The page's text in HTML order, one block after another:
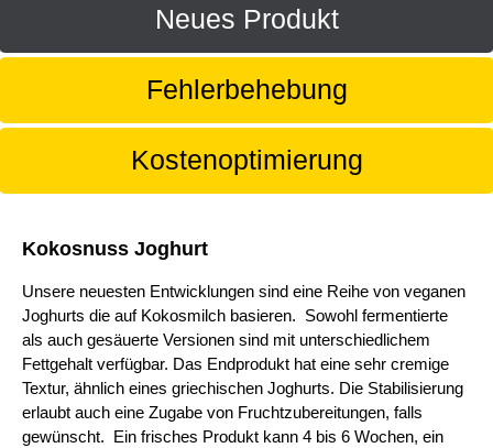
Neues Produkt
Fehlerbehebung
Kostenoptimierung
Kokosnuss Joghurt
Unsere neuesten Entwicklungen sind eine Reihe von veganen
Joghurts die auf Kokosmilch basieren. Sowohl fermentierte
als auch gesäuerte Versionen sind mit unterschiedlichem
Fettgehalt verfügbar. Das Endprodukt hat eine sehr cremige
Textur, ähnlich eines griechischen Joghurts. Die Stabilisierung
erlaubt auch eine Zugabe von Fruchtzubereitungen, falls
gewünscht. Ein frisches Produkt kann 4 bis 6 Wochen, ein